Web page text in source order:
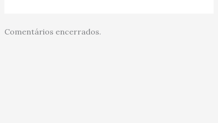
Comentários encerrados.